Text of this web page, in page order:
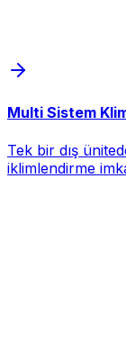
Multi Sistem
Tek bir dış
iklimlendirme